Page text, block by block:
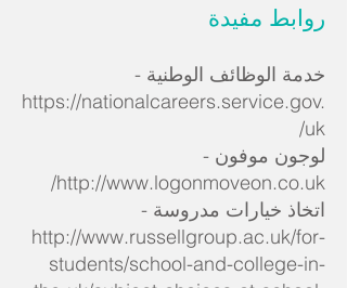
روابط مفيدة
خدمة الوظائف الوطنية -
https://nationalcareers.service.gov.
uk/
لوجون موفون -
http://www.logonmoveon.co.uk/
اتخاذ خيارات مدروسة -
http://www.russellgroup.ac.uk/for-
students/school-and-college-in-